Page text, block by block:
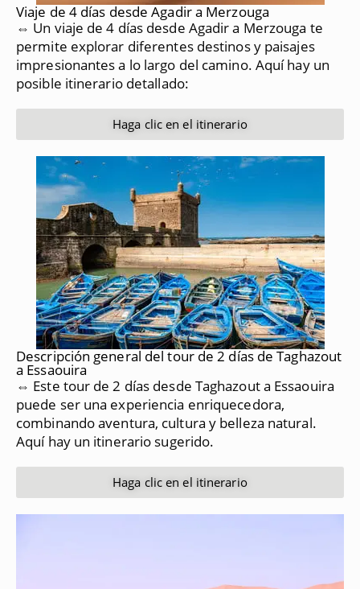
Viaje de 4 días desde Agadir a Merzouga
⇔ Un viaje de 4 días desde Agadir a Merzouga te
permite explorar diferentes destinos y paisajes
impresionantes a lo largo del camino. Aquí hay un
posible itinerario detallado:
Haga clic en el itinerario
Descripción general del tour de 2 días de Taghazout
a Essaouira
⇔ Este tour de 2 días desde Taghazout a Essaouira
puede ser una experiencia enriquecedora,
combinando aventura, cultura y belleza natural.
Aquí hay un itinerario sugerido.
Haga clic en el itinerario